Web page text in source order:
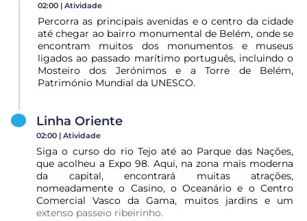
02:00 | Atividade
Percorra as principais avenidas e o centro da cidade
até chegar ao bairro monumental de Belém, onde se
encontram muitos dos monumentos e museus
ligados ao passado marítimo português, incluindo o
Mosteiro dos Jerónimos e a Torre de Belém,
Património Mundial da UNESCO.
Linha Oriente
02:00 | Atividade
Siga o curso do rio Tejo até ao Parque das Nações,
que acolheu a Expo 98. Aqui, na zona mais moderna
da capital, encontrará muitas atrações,
nomeadamente o Casino, o Oceanário e o Centro
Comercial Vasco da Gama, muitos jardins e um
extenso passeio ribeirinho.